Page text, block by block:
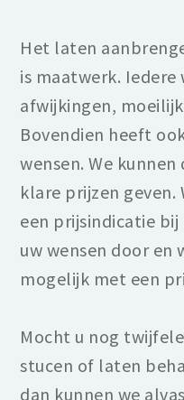
Het laten
is maatwerk.
afwijkingen,
Bovendien heeft
wensen. We
klare prijzen geven.
een prijsindicatie bij
uw wensen door en
mogelijk met een
Mocht u nog
stucen of laten
dan kunnen we